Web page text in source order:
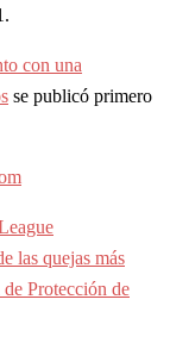
con una
se publicó primero
las quejas más
Protección de